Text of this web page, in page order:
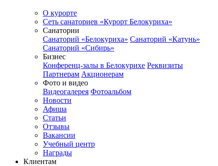
О курорте
Сеть санаториев «Курорт Белокуриха»
Санатории
Санаторий «Белокуриха» Санаторий «Катунь»
Санаторий «Сибирь»
Бизнес
Конференц-залы в Белокурихе Реквизиты
Партнерам Акционерам
Фото и видео
Видеогалерея Фотоальбом
Новости
Афиша
Статьи
Отзывы
Вакансии
Учебный центр
Награды
Клиентам